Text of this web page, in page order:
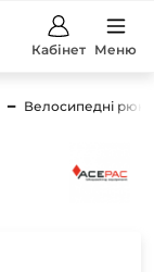
Кабінет Меню
Велосипедні